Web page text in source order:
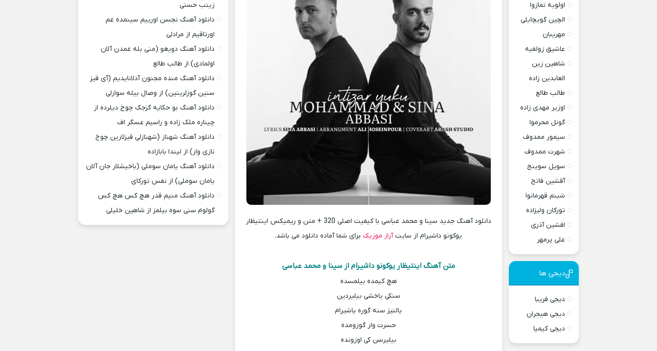
دانلود آهنگ جدید سینا و محمد عباسی با کیفیت اصلی 320 + متن و ریمیکس اینتیظار
یوکونو داشیرام از سایتآراز موزیک برای شما آماده دانلود می باشد.
متن آهنگ اینتیظار یوکونو داشیرام از سینا و محمد عباسی
هچ کیمده بیلمسده
سنکی یاخشی بیلیردین
یالنیز سنه گوره یاشیرام
حسرت وار گوزومده
بیلیرسن کی اوزونده
اولویه نمازوا
الچین گویچایلی
مهریبان
عاشیق زولفیه
شاهین زین
العابدین زاده
طالب طالع
اوزیر مهدی زاده
گونل محرموا
سیمور ممدوف
شهرت ممدوف
سویل سوینج
آقشین فاتح
شبنم قهرمانوا
تورکان ولیزاده
افشین آذری
علی پرمهر
دیجی ها
دیجی فریبا
دیجی هیجران
دیجی کیمیا
زینب حسنی
دانلود آهنگ نجسن اورییم سینمده غم
اورتاقیم از مرادلی
دانلود آهنگ دویغو (منی بله غمدن آلان
اولمادی) از طالب طالع
دانلود آهنگ منده مجنون آدلانایدیم (آی قیز
سنین گوزلرینین) از وصال بیله سوارلی
دانلود آهنگ بو حکایه گزجک چوخ دیلرده از
چیناره ملک زاده و راسیم عسگر اف
دانلود آهنگ شهناز (شهنازلی قیزلارین چوخ
نازی وار) از لیندا بابازاده
دانلود آهنگ یامان سوملی (باخیشلار جان آلان
یامان سوملی) از نفس تورکای
دانلود آهنگ منیم قدر هچ کس هچ کس
گولوم سنی سوه بیلمز از شاهین خلیلی